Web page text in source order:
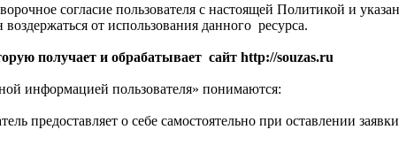
согласие пользователя с настоящей Политикой и
от использования данного ресурса.
получает и обрабатывает сайт http://souzas.ru
информацией пользователя» понимаются:
предоставляет о себе самостоятельно при оставлении